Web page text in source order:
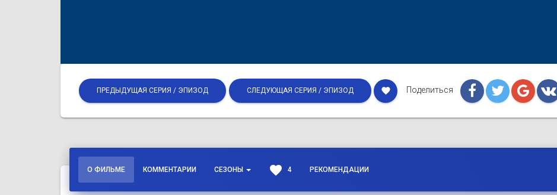
ПРЕДЫДУЩАЯ СЕРИЯ / ЭПИЗОД СЛЕДУЮЩАЯ СЕРИЯ / ЭПИЗОД favorite Поделиться
О ФИЛЬМЕ КОММЕНТАРИИ СЕЗОНЫ favorite 4 РЕКОМЕНДАЦИИ